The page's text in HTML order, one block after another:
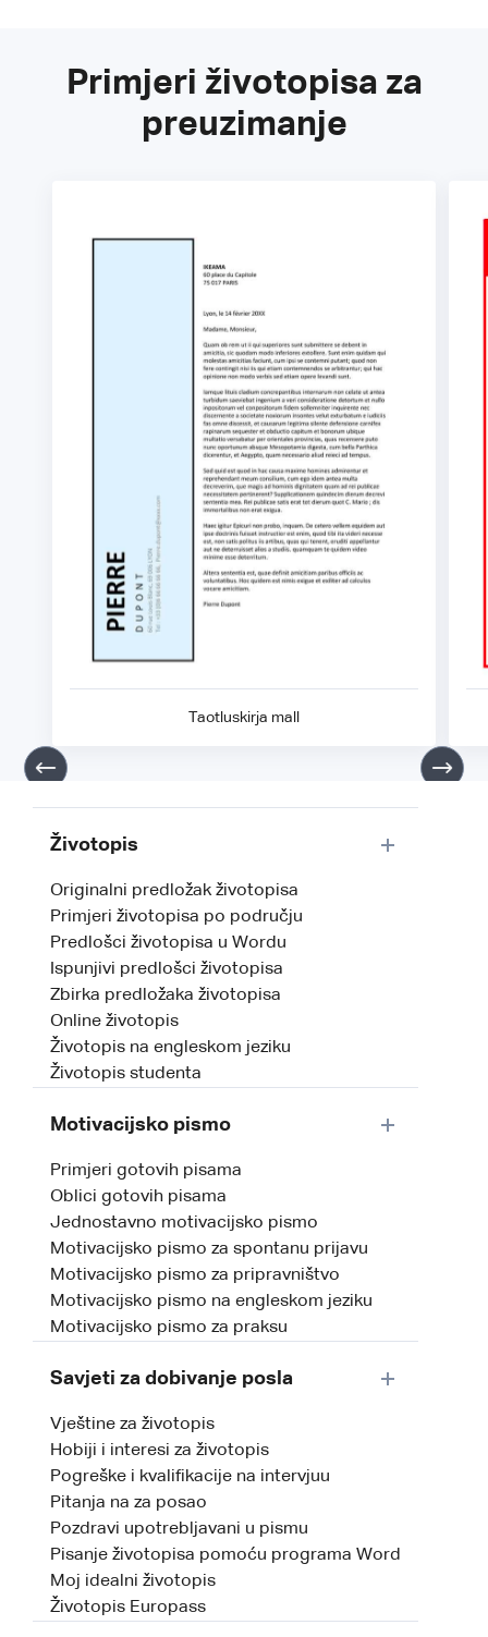
Primjeri životopisa za
preuzimanje
Taotluskirja mall
Životopis
Originalni predložak životopisa
Primjeri životopisa po području
Predlošci životopisa u Wordu
Ispunjivi predlošci životopisa
Zbirka predložaka životopisa
Online životopis
Životopis na engleskom jeziku
Životopis studenta
Motivacijsko pismo
Primjeri gotovih pisama
Oblici gotovih pisama
Jednostavno motivacijsko pismo
Motivacijsko pismo za spontanu prijavu
Motivacijsko pismo za pripravništvo
Motivacijsko pismo na engleskom jeziku
Motivacijsko pismo za praksu
Savjeti za dobivanje posla
Vještine za životopis
Hobiji i interesi za životopis
Pogreške i kvalifikacije na intervjuu
Pitanja na za posao
Pozdravi upotrebljavani u pismu
Pisanje životopisa pomoću programa Word
Moj idealni životopis
Životopis Europass